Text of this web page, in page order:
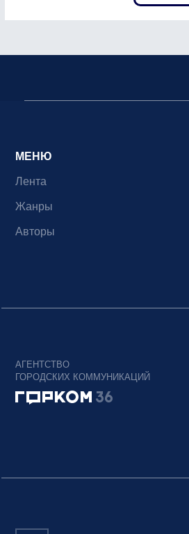
МЕНЮ
Лента
Жанры
Авторы
АГЕНТСТВО
ГОРОДСКИХ КОММУНИКАЦИЙ